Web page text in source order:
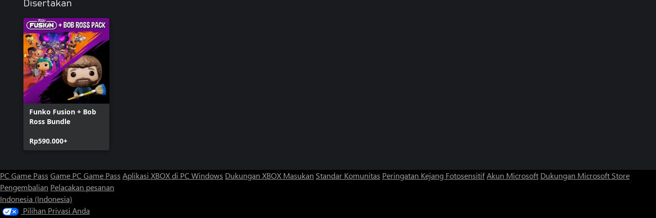
Disertakan
Funko Fusion + Bob
Ross Bundle
Rp590.000+
PC Game Pass Game PC Game Pass Aplikasi XBOX di PC Windows Dukungan XBOX Masukan Standar Komunitas Peringatan Kejang FotosensitifAkun Microsoft Dukungan Microsoft Store
Pengembalian Pelacakan pesanan
Indonesia (Indonesia)
Pilihan Privasi Anda